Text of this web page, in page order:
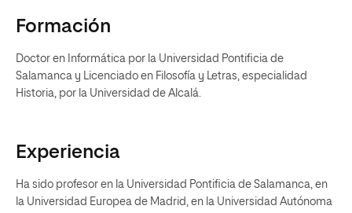
Formación
Doctor en Informática por la Universidad Pontificia de
Salamanca y Licenciado en Filosofía y Letras, especialidad
Historia, por la Universidad de Alcalá.
Experiencia
Ha sido profesor en la Universidad Pontificia de Salamanca, en
la Universidad Europea de Madrid, en la Universidad Autónoma